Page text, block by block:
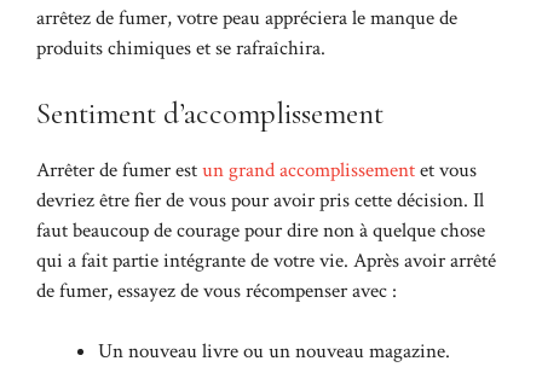
arrêtez de fumer, votre peau appréciera le manque de
produits chimiques et se rafraîchira.
Sentiment d’accomplissement
Arrêter de fumer estun grand accomplissementet vous
devriez être fier de vous pour avoir pris cette décision. Il
faut beaucoup de courage pour dire non à quelque chose
qui a fait partie intégrante de votre vie. Après avoir arrêté
de fumer, essayez de vous récompenser avec :
Un nouveau livre ou un nouveau magazine.